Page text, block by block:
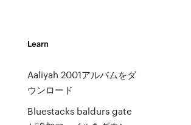
Learn
Aaliyah 2001アルバムをダ
ウンロード
Bluestacks baldurs gate